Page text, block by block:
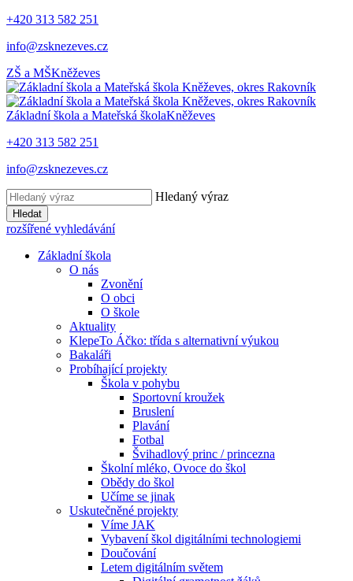
+420 313 582 251
info@zsknezeves.cz
ZŠ a MŠKněževes
Základní škola a Mateřská školaKněževes
+420 313 582 251
info@zsknezeves.cz
Hledaný výraz
Hledat
rozšířené vyhledávání
Základní škola
O nás
Zvonění
O obci
O škole
Aktuality
KlepeTo Áčko: třída s alternativní výukou
Bakaláři
Probíhající projekty
Škola v pohybu
Sportovní kroužek
Bruslení
Plavání
Fotbal
Švihadlový princ / princezna
Školní mléko, Ovoce do škol
Obědy do škol
Učíme se jinak
Uskutečněné projekty
Víme JAK
Vybavení škol digitálními technologiemi
Doučování
Letem digitálním světem